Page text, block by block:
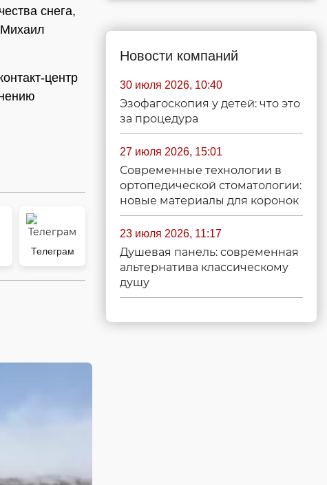
снега,
центр
Телеграм
Новости компаний
30 июля 2026, 10:40
Эзофагоскопия у детей: что это
за процедура
27 июля 2026, 15:01
Современные технологии в
ортопедической стоматологии:
новые материалы для коронок
23 июля 2026, 11:17
Душевая панель: современная
альтернатива классическому
душу